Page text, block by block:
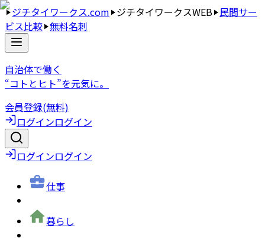
ジチタイワークス.com ジチタイワークスWEB 民間サー
ビス比較 無料名刺
自治体で働く
“コトとヒト”を元気に。
会員登録(無料)
ログインログイン
ログインログイン
仕事
暮らし